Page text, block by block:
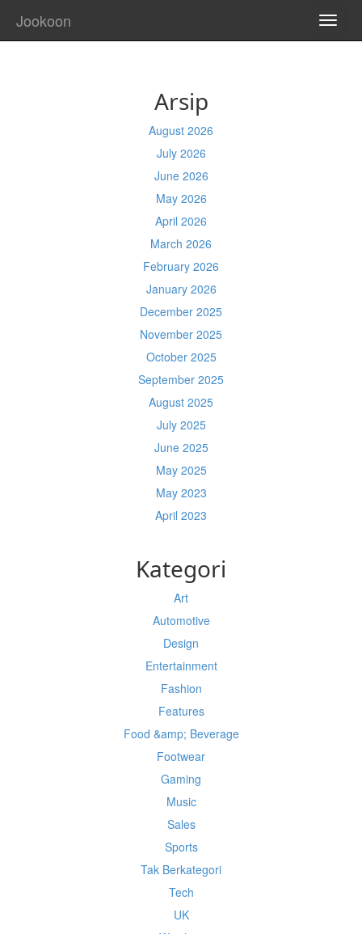
Jookoon
Arsip
August 2026
July 2026
June 2026
May 2026
April 2026
March 2026
February 2026
January 2026
December 2025
November 2025
October 2025
September 2025
August 2025
July 2025
June 2025
May 2025
May 2023
April 2023
Kategori
Art
Automotive
Design
Entertainment
Fashion
Features
Food &amp; Beverage
Footwear
Gaming
Music
Sales
Sports
Tak Berkategori
Tech
UK